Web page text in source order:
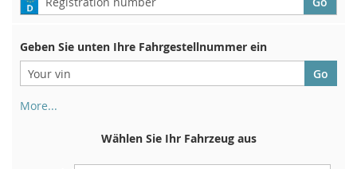
Geben Sie unten Ihre Fahrgestellnummer ein
More...
Zulassungsbescheinigung. Und auch im Auto
Auf der Bodenplatte für den rechten Vordersitz
Wählen Sie Ihr Fahrzeug aus